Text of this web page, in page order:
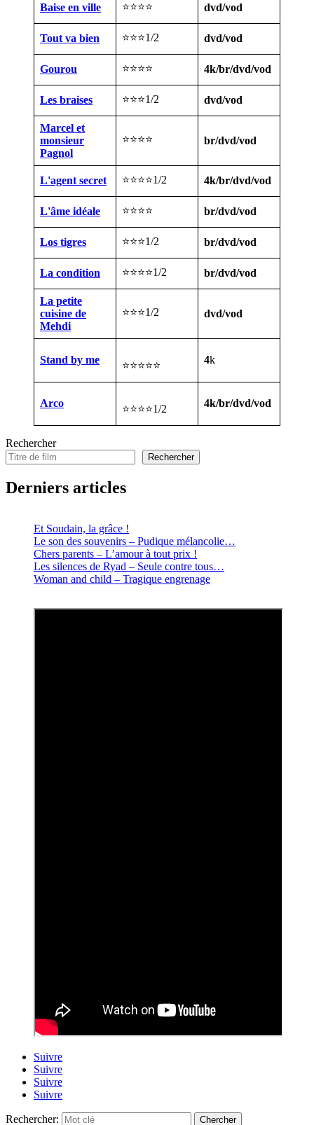
Baise en ville ⭐⭐⭐⭐ dvd/vod
Tout va bien ⭐⭐⭐1/2 dvd/vod
Gourou ⭐⭐⭐⭐ 4k/br/dvd/vod
Les braises ⭐⭐⭐1/2 dvd/vod
Marcel et
monsieur
Pagnol
⭐⭐⭐⭐ br/dvd/vod
L'agent secret ⭐⭐⭐⭐1/2 4k/br/dvd/vod
L'âme idéale ⭐⭐⭐⭐ br/dvd/vod
Los tigres ⭐⭐⭐1/2 br/dvd/vod
La condition ⭐⭐⭐⭐1/2 br/dvd/vod
La petite
cuisine de
Mehdi
⭐⭐⭐1/2 dvd/vod
Stand by me ⭐⭐⭐⭐⭐ 4k
Arco ⭐⭐⭐⭐1/2 4k/br/dvd/vod
Rechercher
Rechercher
Derniers articles
Et Soudain, la grâce !
Le son des souvenirs – Pudique mélancolie…
Chers parents – L’amour à tout prix !
Les silences de Ryad – Seule contre tous…
Woman and child – Tragique engrenage
Suivre
Suivre
Suivre
Suivre
Rechercher: